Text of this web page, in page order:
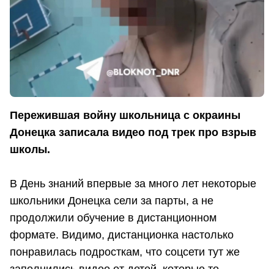
Пережившая войну школьница с окраины
Донецка записала видео под трек про взрыв
школы.
В День знаний впервые за много лет некоторые
школьники Донецка сели за парты, а не
продолжили обучение в дистанционном
формате. Видимо, дистанционка настолько
понравилась подросткам, что соцсети тут же